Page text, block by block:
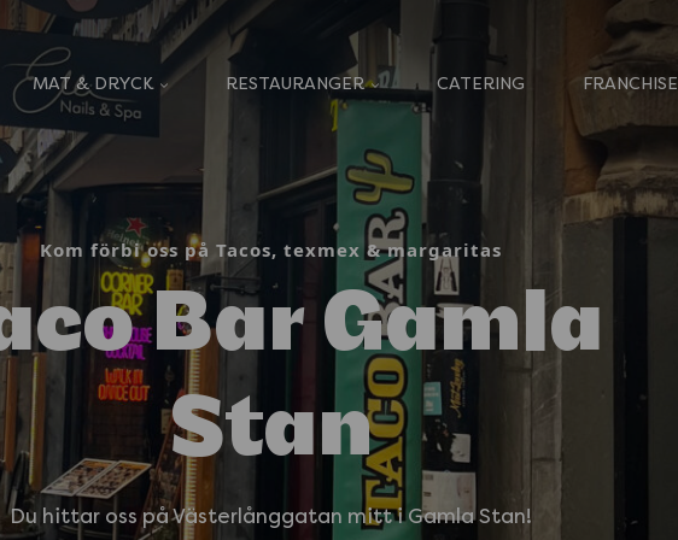
MAT & DRYCK RESTAURANGER CATERING FRANCHISE
Kom förbi oss på Tacos, texmex & margaritas
Bar Gamla
Stan
Du hittar oss på Västerlånggatan mitt i Gamla Stan!